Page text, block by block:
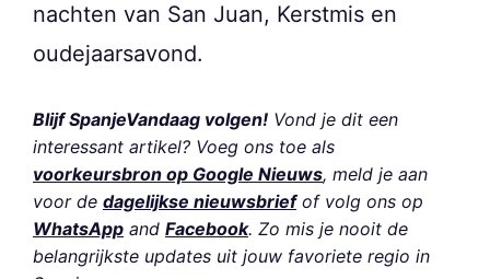
nachten van San Juan, Kerstmis en
oudejaarsavond.
Blijf SpanjeVandaag volgen! Vond je dit een
interessant artikel? Voeg ons toe als
voorkeursbron op Google Nieuws, meld je aan
voor de dagelijkse nieuwsbriefof volg ons op
WhatsApp and Facebook. Zo mis je nooit de
belangrijkste updates uit jouw favoriete regio in